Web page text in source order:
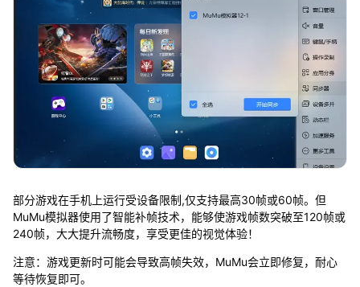
部分游戏在手机上运行受设备限制,仅支持最高30帧或60帧。但
MuMu模拟器使用了智能补帧技术，能够使游戏帧数突破至120帧或
240帧，大大提升流畅度，享受更佳的视觉体验！
注意：游戏更新时可能会导致高帧失效，MuMu会立即修复，耐心
等待恢复即可。